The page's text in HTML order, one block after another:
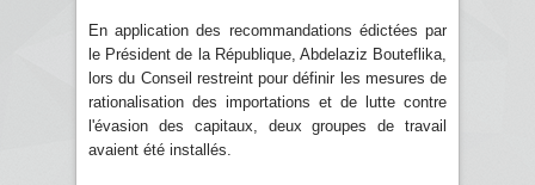
En application des recommandations édictées par
le Président de la République, Abdelaziz Bouteflika,
lors du Conseil restreint pour définir les mesures de
rationalisation des importations et de lutte contre
l'évasion des capitaux, deux groupes de travail
avaient été installés.